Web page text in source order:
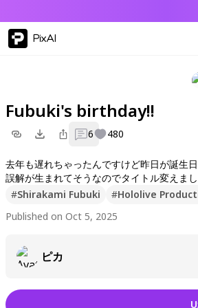
PixAI
Fubuki's birthday!!
6 480
去年も遅れちゃったんですけど昨日が誕生
誤解が生まれてそうなのでタイトル変えま
#Shirakami Fubuki #Hololive
Published on Oct 5, 2025
ピカ